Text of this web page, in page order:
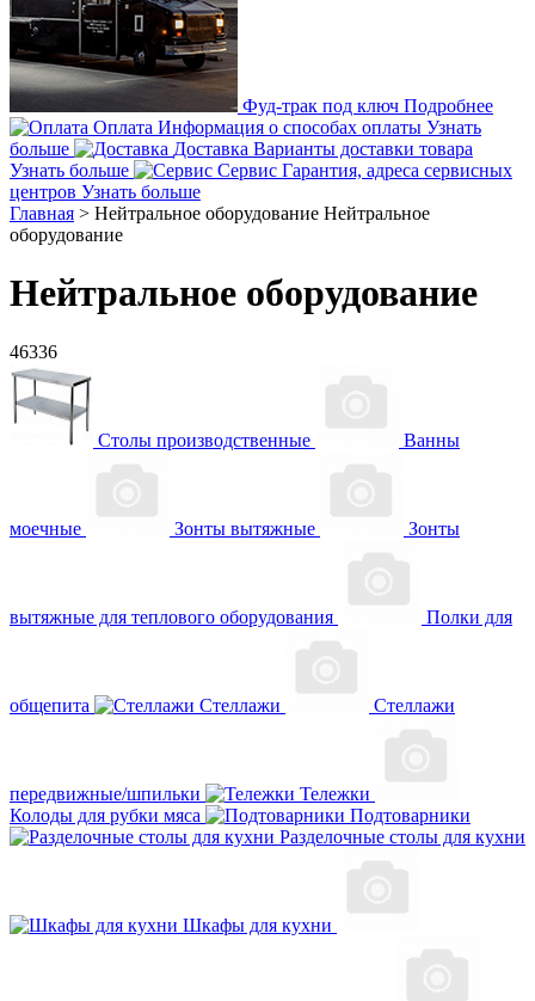
Фуд-трак под ключ Подробнее
Оплата Информация о способах оплаты Узнать
больше
Доставка Варианты доставки товара
Узнать больше
Сервис Гарантия, адреса сервисных
центров Узнать больше
Главная > Нейтральное оборудование Нейтральное
оборудование
Нейтральное оборудование
46336
Столы производственные Ванны
моечные Зонты вытяжные Зонты
вытяжные для теплового оборудования Полки для
общепита Стеллажи Стеллажи
передвижные/шпильки
Тележки
Колоды для рубки мяса
Подтоварники
Разделочные столы для кухни
Шкафы для кухни